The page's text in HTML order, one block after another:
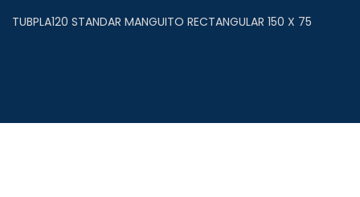
TUBPLA120 STANDAR MANGUITO RECTANGULAR 150 X 75